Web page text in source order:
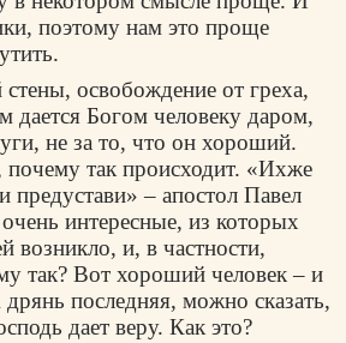
поэтому нам это проще
освобождение от греха,
дается Богом человеку даром,
не за то, что он хороший.
так происходит. «Ихже
предустави» – апостол Павел
очень интересные, из которых
возникло, и, в частности,
так? Вот хороший человек – и
последняя, можно сказать,
дает веру. Как это?